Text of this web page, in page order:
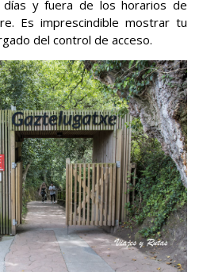
y fuera de los horarios de
Es imprescindible mostrar tu
del control de acceso.